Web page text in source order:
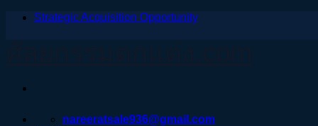
ข้าม
Strategic Acquisition Opportunity
nareeratsale936@gmail.com